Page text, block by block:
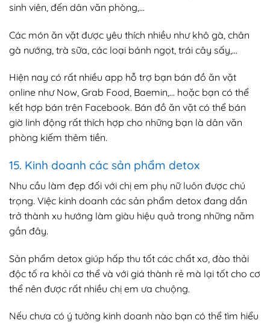
sinh viên, đến dân văn phòng,…
Các món ăn vặt được yêu thích nhiều như khô gà, chân
gà nướng, trà sữa, các loại bánh ngọt, trái cây sấy,…
Hiện nay có rất nhiều app hỗ trợ bạn bán đồ ăn vặt
online như Now, Grab Food, Baemin,… hoặc bạn có thể
kết hợp bán trên Facebook. Bán đồ ăn vặt có thể bán
giờ linh động rất thích hợp cho những bạn là dân văn
phòng kiếm thêm tiền.
15. Kinh doanh các sản phẩm detox
Nhu cầu làm đẹp đối với chị em phụ nữ luôn được chú
trọng. Việc kinh doanh các sản phẩm detox đang dần
trở thành xu hướng làm giàu hiệu quả trong những năm
gần đây.
Sản phẩm detox giúp hấp thu tốt các chất xơ, đào thải
độc tố ra khỏi cơ thể và với giá thành rẻ mà lại tốt cho cơ
thể nên được rất nhiều chị em ưa chuộng.
Nếu chưa có ý tưởng kinh doanh nào bạn có thể tìm hiểu